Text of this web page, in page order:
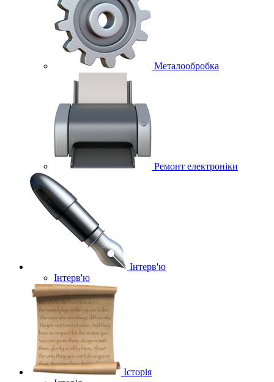
Металообробка
Ремонт електроніки
Інтерв'ю
Інтерв'ю
Історія